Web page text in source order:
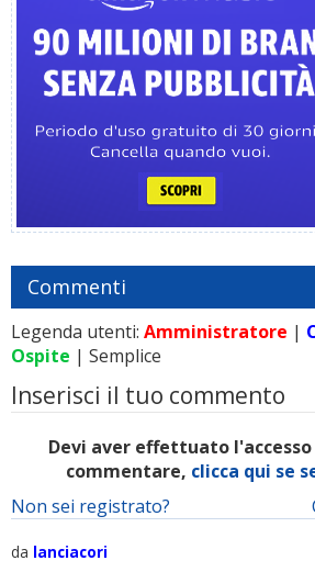
Commenti
Legenda utenti: Amministratore |
Ospite | Semplice
Inserisci il tuo commento
Devi aver effettuato
commentare, clicca qui se
Non sei registrato?
da lanciacori